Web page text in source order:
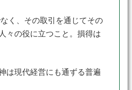
く、その取引を通じてその
々の役に立つこと。損得は
は現代経営にも通ずる普遍